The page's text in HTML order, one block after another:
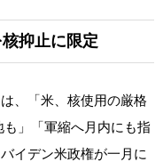
抑止に限定
、「米、核使用の厳格
」「軍縮へ月内にも指
イデン米政権が一月に